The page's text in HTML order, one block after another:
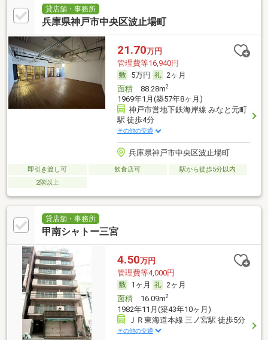
貸店舗・事務所
兵庫県神戸市中央区波止場町
21.70万円
管理費等16,940円
5万円
2ヶ月
面積88.28m2
1969年1月(築57年8ヶ月)
神戸市営地下鉄海岸線 みなと元町
駅 徒歩4分
その他の交通
兵庫県神戸市中央区波止場町
即引き渡し可 飲食店可
駅から徒歩5分以内
2階以上
貸店舗・事務所
甲南シャトー三宮
4.50万円
管理費等4,000円
1ヶ月
2ヶ月
面積16.09m2
1982年11月(築43年10ヶ月)
ＪＲ東海道本線 三ノ宮駅 徒歩5分
その他の交通